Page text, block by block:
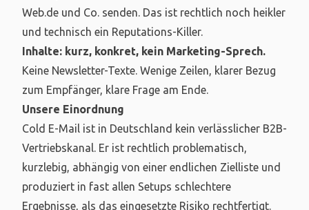
Web.de und Co. senden. Das ist rechtlich noch heikler
und technisch ein Reputations-Killer.
Inhalte: kurz, konkret, kein Marketing-Sprech.
Keine Newsletter-Texte. Wenige Zeilen, klarer Bezug
zum Empfänger, klare Frage am Ende.
Unsere Einordnung
Cold E-Mail ist in Deutschland kein verlässlicher B2B-
Vertriebskanal. Er ist rechtlich problematisch,
kurzlebig, abhängig von einer endlichen Zielliste und
produziert in fast allen Setups schlechtere
Ergebnisse, als das eingesetzte Risiko rechtfertigt.